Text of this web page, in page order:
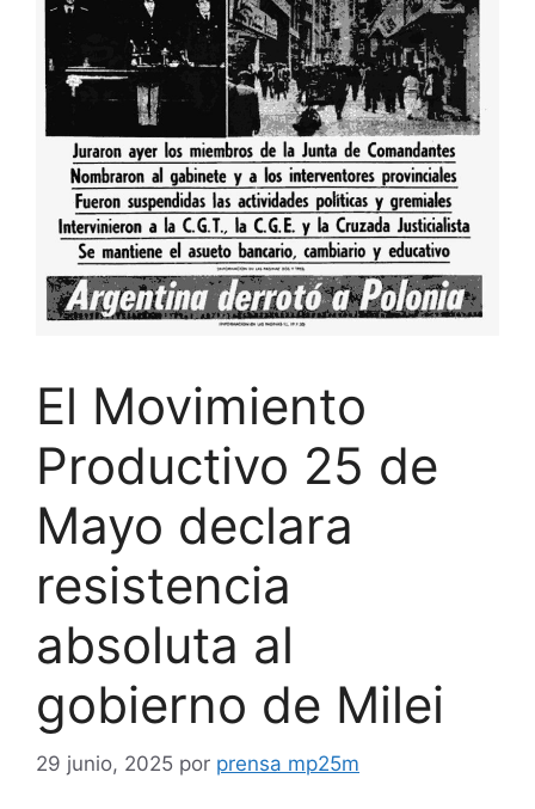
El Movimiento
Productivo 25 de
Mayo declara
resistencia
absoluta al
gobierno de Milei
29 junio, 2025 por prensa mp25m